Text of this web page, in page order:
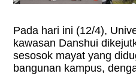
Pada hari ini (12/4),
kawasan Danshui
sesosok mayat yang
bangunan kampus,